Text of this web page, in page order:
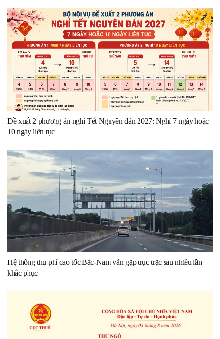
Đề xuất 2 phương án nghỉ Tết Nguyên đán 2027: Nghỉ 7 ngày hoặc
10 ngày liên tục
Hệ thống thu phí cao tốc Bắc-Nam vẫn gặp trục trặc sau nhiều lần
khắc phục